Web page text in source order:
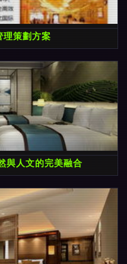
理策劃方案
與人文的完美融合